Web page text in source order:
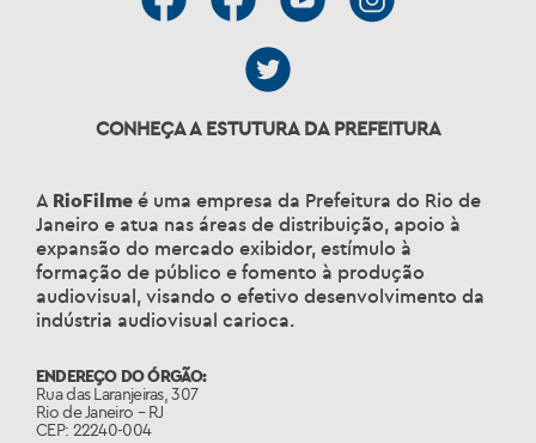
CONHEÇA A ESTUTURA DA PREFEITURA
A RioFilme é uma empresa da Prefeitura do Rio de
Janeiro e atua nas áreas de distribuição, apoio à
expansão do mercado exibidor, estímulo à
formação de público e fomento à produção
audiovisual, visando o efetivo desenvolvimento da
indústria audiovisual carioca.
ENDEREÇO DO ÓRGÃO:
Rua das Laranjeiras, 307
Rio de Janeiro – RJ
CEP: 22240-004